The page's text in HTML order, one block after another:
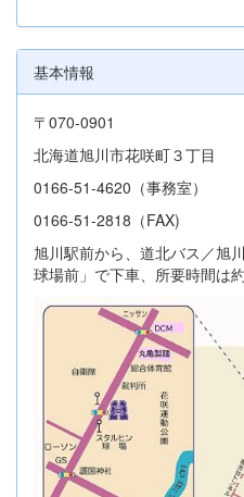
基本情報
〒070-0901
北海道旭川市花咲町３丁目
0166-51-4620（事務室）
0166-51-2818（FAX)
旭川駅前から、道北バス／旭
球場前」で下車、所要時間は